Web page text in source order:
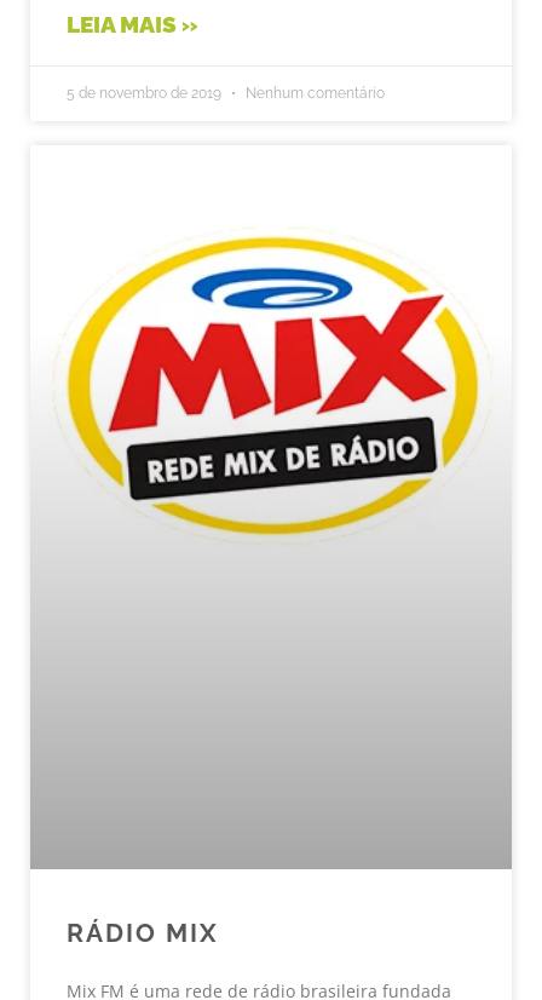
LEIA MAIS »
5 de novembro de 2019 Nenhum comentário
RÁDIO MIX
Mix FM é uma rede de rádio brasileira fundada